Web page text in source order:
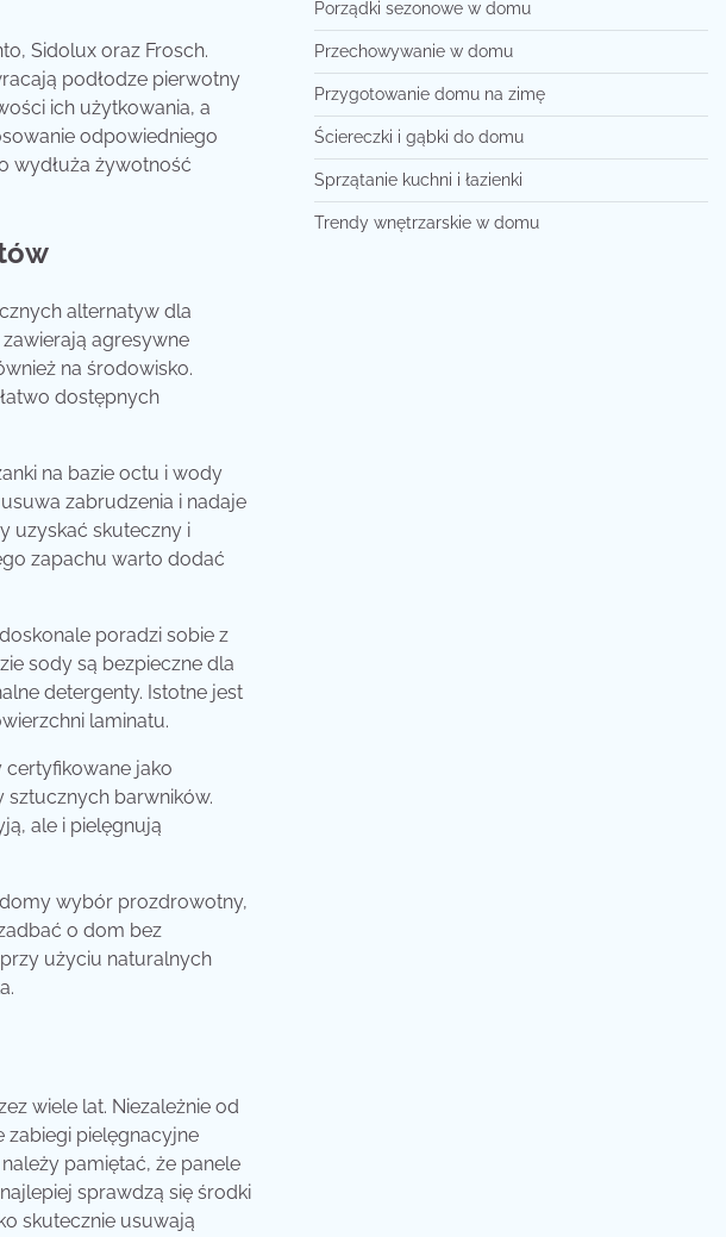
Sidolux oraz Frosch.
podłodze pierwotny
ich użytkowania, a
odpowiedniego
wydłuża żywotność
alternatyw dla
agresywne
na środowisko.
dostępnych
na bazie octu i wody
zabrudzenia i nadaje
uzyskać skuteczny i
zapachu warto dodać
poradzi sobie z
sody są bezpieczne dla
detergenty. Istotne jest
laminatu.
jako
sztucznych barwników.
ale i pielęgnują
wybór prozdrowotny,
o dom bez
użyciu naturalnych
wiele lat. Niezależnie od
pielęgnacyjne
pamiętać, że panele
sprawdzą się środki
skutecznie usuwają
Porządki sezonowe w domu
Przechowywanie w domu
Przygotowanie domu na zimę
Ściereczki i gąbki do domu
Sprzątanie kuchni i łazienki
Trendy wnętrzarskie w domu